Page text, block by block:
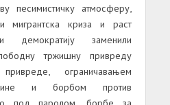
песимистичку атмосферу,
мигрантска криза и раст
заменили
тржишну привреду
ограничавањем
и борбом против